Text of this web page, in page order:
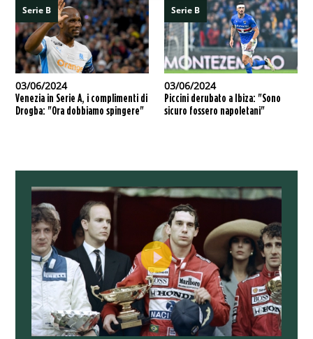
Serie B
03/06/2024
Venezia in Serie A, i complimenti di
Drogba: "Ora dobbiamo spingere"
Serie B
03/06/2024
Piccini derubato a Ibiza: "Sono
sicuro fossero napoletani"